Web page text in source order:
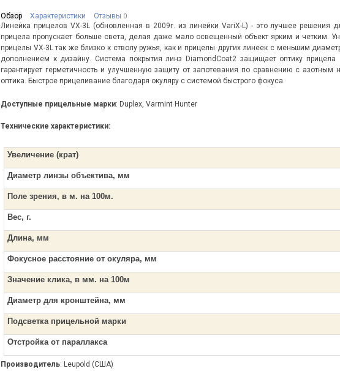
Обзор Характеристики Отзывы 0
Линейка прицелов VX-3L (обновленная в 2009г. из линейки VariX-L) - это лучшее решения
прицела пропускает больше света, делая даже мало освещенный объект ярким и четким.
прицелы VX-3L так же близко к стволу ружья, как и прицелы других линеек с меньшим
дополнением к дизайну. Система покрытия линз DiamondCoat2 защищает оптику
гарантирует герметичность и улучшенную защиту от запотевания по сравнению с
оптика. Быстрое прицеливание благодаря окуляру с системой быстрого фокуса.
Доступные прицельные марки: Duplex, Varmint Hunter
Технические характеристики:
Увеличение (крат)
Диаметр линзы объектива, мм
Поле зрения, в м. на 100м.
Вес, г.
Длина, мм
Фокусное расстояние от окуляра, мм
Значение клика, в мм. на 100м
Диаметр для кронштейна, мм
Подсветка прицельной марки
Отстройка от параллакса
Производитель: Leupold (США)